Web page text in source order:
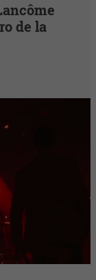
de la